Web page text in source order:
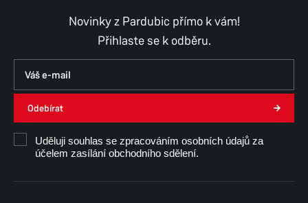
Novinky z Pardubic přímo k vám!
Přihlaste se k odběru.
Odebírat
Uděluji souhlas se zpracováním osobních údajů za
účelem zasílání obchodního sdělení.